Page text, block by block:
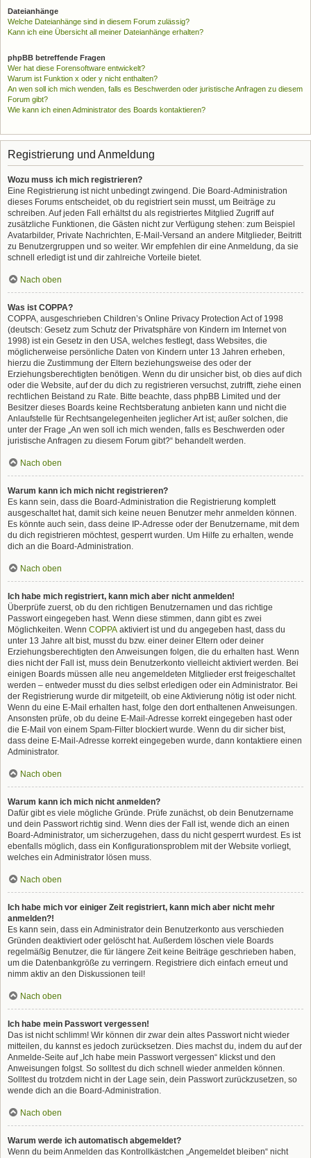
Dateianhänge
Welche Dateianhänge sind in diesem Forum zulässig?
Kann ich eine Übersicht all meiner Dateianhänge erhalten?
phpBB betreffende Fragen
Wer hat diese Forensoftware entwickelt?
Warum ist Funktion x oder y nicht enthalten?
An wen soll ich mich wenden, falls es Beschwerden oder juristische Anfragen zu diesem
Forum gibt?
Wie kann ich einen Administrator des Boards kontaktieren?
Registrierung und Anmeldung
Wozu muss ich mich registrieren?
Eine Registrierung ist nicht unbedingt zwingend. Die Board-Administration
dieses Forums entscheidet, ob du registriert sein musst, um Beiträge zu
schreiben. Auf jeden Fall erhältst du als registriertes Mitglied Zugriff auf
zusätzliche Funktionen, die Gästen nicht zur Verfügung stehen: zum Beispiel
Avatarbilder, Private Nachrichten, E-Mail-Versand an andere Mitglieder, Beitritt
zu Benutzergruppen und so weiter. Wir empfehlen dir eine Anmeldung, da sie
schnell erledigt ist und dir zahlreiche Vorteile bietet.
Nach oben
Was ist COPPA?
COPPA, ausgeschrieben Children’s Online Privacy Protection Act of 1998
(deutsch: Gesetz zum Schutz der Privatsphäre von Kindern im Internet von
1998) ist ein Gesetz in den USA, welches festlegt, dass Websites, die
möglicherweise persönliche Daten von Kindern unter 13 Jahren erheben,
hierzu die Zustimmung der Eltern beziehungsweise des oder der
Erziehungsberechtigten benötigen. Wenn du dir unsicher bist, ob dies auf dich
oder die Website, auf der du dich zu registrieren versuchst, zutrifft, ziehe einen
rechtlichen Beistand zu Rate. Bitte beachte, dass phpBB Limited und der
Besitzer dieses Boards keine Rechtsberatung anbieten kann und nicht die
Anlaufstelle für Rechtsangelegenheiten jeglicher Art ist; außer solchen, die
unter der Frage „An wen soll ich mich wenden, falls es Beschwerden oder
juristische Anfragen zu diesem Forum gibt?“ behandelt werden.
Nach oben
Warum kann ich mich nicht registrieren?
Es kann sein, dass die Board-Administration die Registrierung komplett
ausgeschaltet hat, damit sich keine neuen Benutzer mehr anmelden können.
Es könnte auch sein, dass deine IP-Adresse oder der Benutzername, mit dem
du dich registrieren möchtest, gesperrt wurden. Um Hilfe zu erhalten, wende
dich an die Board-Administration.
Nach oben
Ich habe mich registriert, kann mich aber nicht anmelden!
Überprüfe zuerst, ob du den richtigen Benutzernamen und das richtige
Passwort eingegeben hast. Wenn diese stimmen, dann gibt es zwei
Möglichkeiten. Wenn COPPA aktiviert ist und du angegeben hast, dass du
unter 13 Jahre alt bist, musst du bzw. einer deiner Eltern oder deiner
Erziehungsberechtigten den Anweisungen folgen, die du erhalten hast. Wenn
dies nicht der Fall ist, muss dein Benutzerkonto vielleicht aktiviert werden. Bei
einigen Boards müssen alle neu angemeldeten Mitglieder erst freigeschaltet
werden – entweder musst du dies selbst erledigen oder ein Administrator. Bei
der Registrierung wurde dir mitgeteilt, ob eine Aktivierung nötig ist oder nicht.
Wenn du eine E-Mail erhalten hast, folge den dort enthaltenen Anweisungen.
Ansonsten prüfe, ob du deine E-Mail-Adresse korrekt eingegeben hast oder
die E-Mail von einem Spam-Filter blockiert wurde. Wenn du dir sicher bist,
dass deine E-Mail-Adresse korrekt eingegeben wurde, dann kontaktiere einen
Administrator.
Nach oben
Warum kann ich mich nicht anmelden?
Dafür gibt es viele mögliche Gründe. Prüfe zunächst, ob dein Benutzername
und dein Passwort richtig sind. Wenn dies der Fall ist, wende dich an einen
Board-Administrator, um sicherzugehen, dass du nicht gesperrt wurdest. Es ist
ebenfalls möglich, dass ein Konfigurationsproblem mit der Website vorliegt,
welches ein Administrator lösen muss.
Nach oben
Ich habe mich vor einiger Zeit registriert, kann mich aber nicht mehr
anmelden?!
Es kann sein, dass ein Administrator dein Benutzerkonto aus verschieden
Gründen deaktiviert oder gelöscht hat. Außerdem löschen viele Boards
regelmäßig Benutzer, die für längere Zeit keine Beiträge geschrieben haben,
um die Datenbankgröße zu verringern. Registriere dich einfach erneut und
nimm aktiv an den Diskussionen teil!
Nach oben
Ich habe mein Passwort vergessen!
Das ist nicht schlimm! Wir können dir zwar dein altes Passwort nicht wieder
mitteilen, du kannst es jedoch zurücksetzen. Dies machst du, indem du auf der
Anmelde-Seite auf „Ich habe mein Passwort vergessen“ klickst und den
Anweisungen folgst. So solltest du dich schnell wieder anmelden können.
Solltest du trotzdem nicht in der Lage sein, dein Passwort zurückzusetzen, so
wende dich an die Board-Administration.
Nach oben
Warum werde ich automatisch abgemeldet?
Wenn du beim Anmelden das Kontrollkästchen „Angemeldet bleiben“ nicht